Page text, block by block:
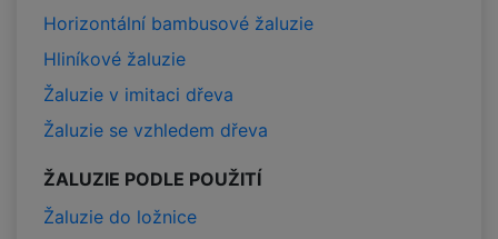
Horizontální bambusové žaluzie
Hliníkové žaluzie
Žaluzie v imitaci dřeva
Žaluzie se vzhledem dřeva
ŽALUZIE PODLE POUŽITÍ
Žaluzie do ložnice